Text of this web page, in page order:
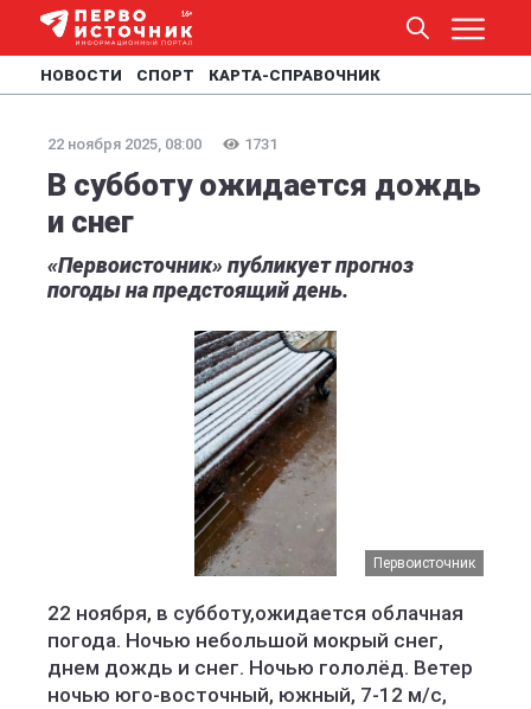
НОВОСТИ СПОРТ КАРТА-СПРАВОЧНИК
22 ноября 2025, 08:00 1731
В субботу ожидается дождь
и снег
«Первоисточник» публикует прогноз
погоды на предстоящий день.
Первоисточник
22 ноября, в субботу,ожидается облачная
погода. Ночью небольшой мокрый снег,
днем дождь и снег. Ночью гололёд. Ветер
ночью юго-восточный, южный, 7-12 м/с,